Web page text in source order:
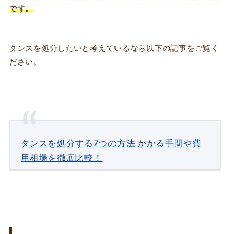
です。
タンスを処分したいと考えているなら以下の記事 をご覧く
ださい。
タンスを処分する7つの方法 かかる手間や費
用相場を徹底比較！